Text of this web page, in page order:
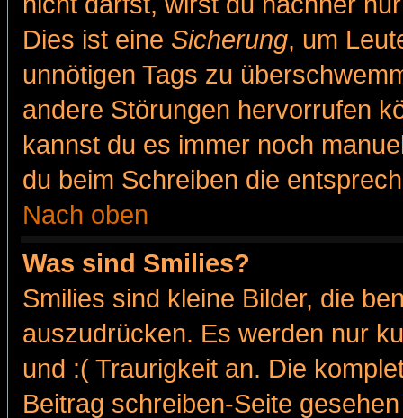
Dies ist eine Sicherung, um
unnötigen Tags zu
andere Störungen hervorrufen
kannst du es immer noch
du beim Schreiben die
Nach oben
Was sind Smilies?
Smilies sind kleine Bilder, die
auszudrücken. Es werden nur
und :( Traurigkeit an. Die
Beitrag schreiben-Seite